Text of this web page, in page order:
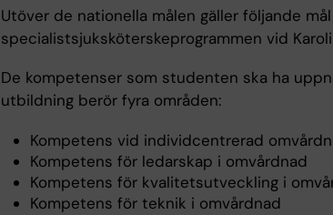
Utöver de nationella målen gäller följande
specialistsjuksköterskeprogrammen vid
De kompetenser som studenten ska ha
utbildning berör fyra områden:
Kompetens vid individcentrerad
Kompetens för ledarskap i omvårdnad
Kompetens för kvalitetsutveckling i
Kompetens för teknik i omvårdnad